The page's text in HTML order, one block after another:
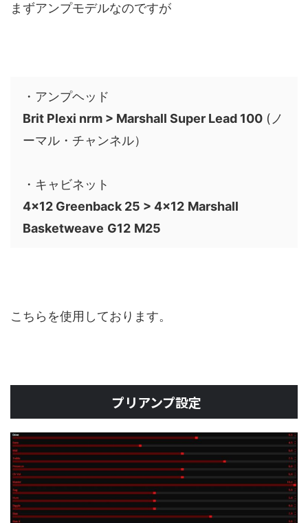
まずアンプモデルなのですが
・アンプヘッド
Brit Plexi nrm > Marshall Super Lead 100 (ノ
ーマル・チャンネル）
・キャビネット
4×12 Greenback 25 > 4×12 Marshall
Basketweave G12 M25
こちらを使用しております。
プリアンプ設定